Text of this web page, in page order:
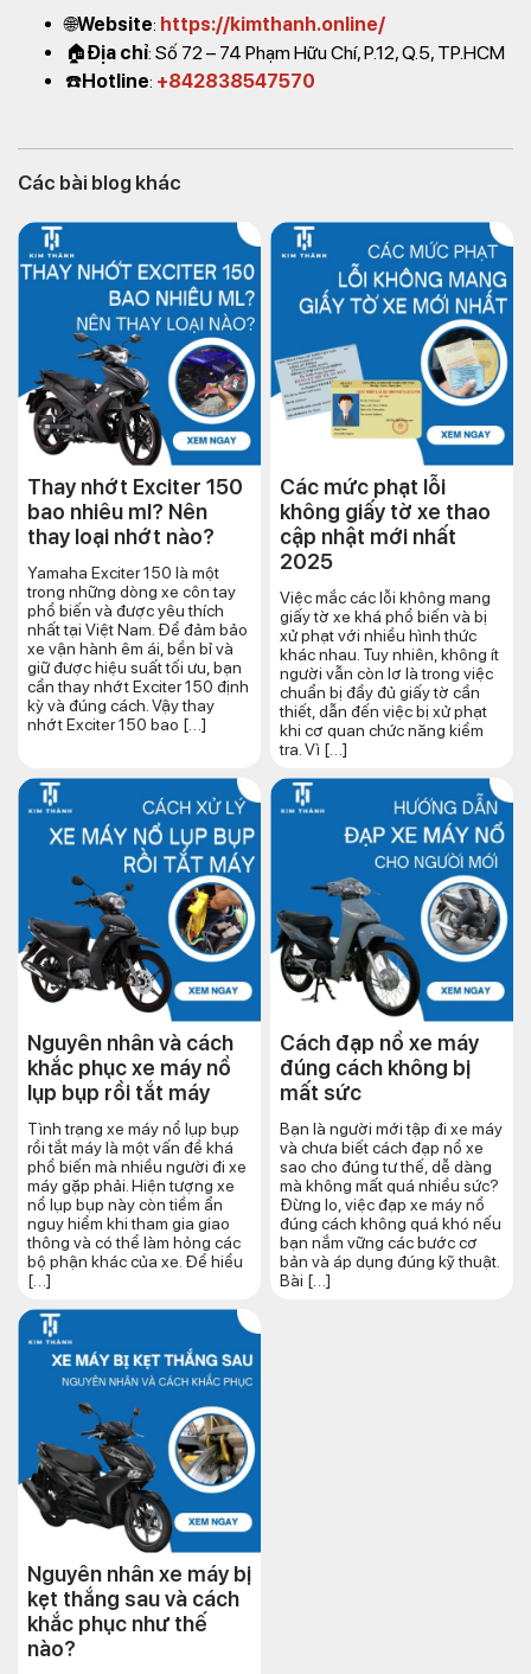
🌐Website: https://kimthanh.online/
🏠Địa chỉ: Số 72 – 74 Phạm Hữu Chí, P.12, Q.5, TP.HCM
☎️Hotline: +842838547570
Các bài blog khác
Thay nhớt Exciter 150
bao nhiêu ml? Nên
thay loại nhớt nào?
Yamaha Exciter 150 là một
trong những dòng xe côn tay
phổ biến và được yêu thích
nhất tại Việt Nam. Để đảm bảo
xe vận hành êm ái, bền bỉ và
giữ được hiệu suất tối ưu, bạn
cần thay nhớt Exciter 150 định
kỳ và đúng cách. Vậy thay
nhớt Exciter 150 bao […]
Các mức phạt lỗi
không giấy tờ xe thao
cập nhật mới nhất
2025
Việc mắc các lỗi không mang
giấy tờ xe khá phổ biến và bị
xử phạt với nhiều hình thức
khác nhau. Tuy nhiên, không ít
người vẫn còn lơ là trong việc
chuẩn bị đầy đủ giấy tờ cần
thiết, dẫn đến việc bị xử phạt
khi cơ quan chức năng kiểm
tra. Vì […]
Nguyên nhân và cách
khắc phục xe máy nổ
lụp bụp rồi tắt máy
Tình trạng xe máy nổ lụp bụp
rồi tắt máy là một vấn đề khá
phổ biến mà nhiều người đi xe
máy gặp phải. Hiện tượng xe
nổ lụp bụp này còn tiềm ẩn
nguy hiểm khi tham gia giao
thông và có thể làm hỏng các
bộ phận khác của xe. Để hiểu
[…]
Cách đạp nổ xe máy
đúng cách​ không bị
mất sức
Bạn là người mới tập đi xe máy
và chưa biết cách đạp nổ xe
sao cho đúng tư thế, dễ dàng
mà không mất quá nhiều sức?
Đừng lo, việc đạp xe máy nổ
đúng cách không quá khó nếu
bạn nắm vững các bước cơ
bản và áp dụng đúng kỹ thuật.
Bài […]
Nguyên nhân xe máy bị
kẹt thắng sau và cách
khắc phục như thế
nào?